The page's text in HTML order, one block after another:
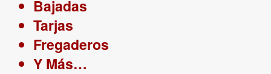
Bajadas
Tarjas
Fregaderos
Y Más…